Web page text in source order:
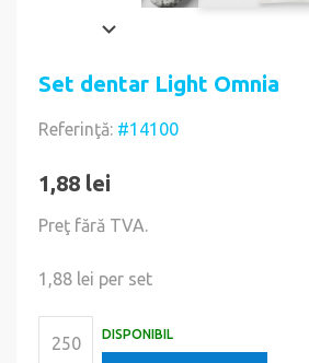
Set dentar Light Omnia
Referinţă: #14100
1,88 lei
Preţ fără TVA.
1,88 lei per set
DISPONIBIL